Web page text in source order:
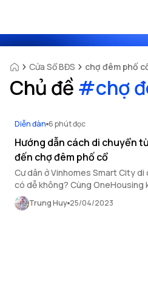
Cửa Sổ BĐS chợ đêm phố
Chủ đề #chợ
Diễn đàn 6 phút đọc
Hướng dẫn cách di chuyển
đến chợ đêm phố cổ
Cư dân ở Vinhomes Smart City di
có dễ không? Cùng OneHousing
Trung Huy 25/04/2023